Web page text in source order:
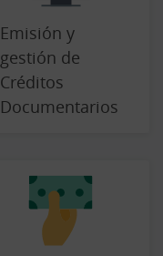
Emisión y
gestión de
Créditos
Documentarios